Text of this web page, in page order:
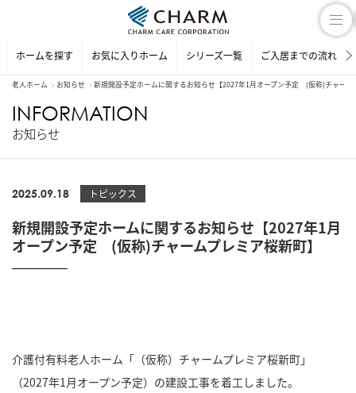
ホームを探す お気に入りホーム シリーズ一覧 ご入居までの流れ
老人ホーム お知らせ 新規開設予定ホームに関するお知らせ【2027年1月オープン予定 (仮称)チャーム
INFORMATION
お知らせ
2025.09.18 トピックス
新規開設予定ホームに関するお知らせ【2027年1月
オープン予定 (仮称)チャームプレミア桜新町】
介護付有料老人ホーム「（仮称）チャームプレミア桜新町」
（2027年1月オープン予定）の建設工事を着工しました。